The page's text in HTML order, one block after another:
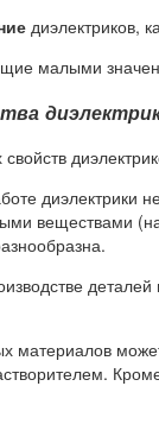
диэлектриков,
малыми
диэлектрики
веществами
деталей
материалов